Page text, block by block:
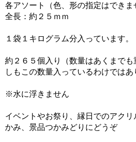
各アソート（色、形の指定はできま
全長：約２５ｍｍ
１袋１キログラム分入っています。
約２６５個入り（数量はあくまで
しもこの数量入っているわけではあ
※水に浮きません
イベントやお祭り、縁日でのアク
かみ、景品つかみどりにどうぞ